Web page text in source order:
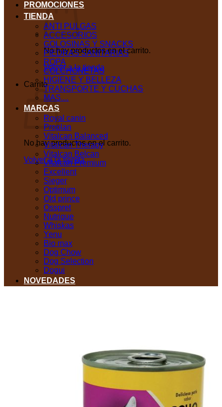
No hay productos en el carrito.
Volver a la tienda
Carrito
No hay productos en el carrito.
Volver a la tienda
PROMOCIONES
TIENDA
ANTI PULGAS
ACCESORIOS
GOLOSINAS Y SNACKS
PIEDRAS SANITARIAS
ROPA
COLCHONETAS
HIGIENE Y BELLEZA
TRANSPORTE Y CUCHAS
MAS…
MARCAS
Royal canin
Proplan
Vitalcan Balanced
Vitalcan Therapy
Vitalcan Belcan
Vitalcan Premium
Excellent
Sieger
Optimum
Old prince
Osspret
Nutrique
Whiskas
Yenu
Bio max
Dog Chow
Dog Selection
Dogui
NOVEDADES